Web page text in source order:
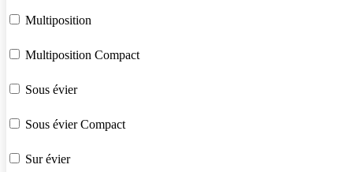
Multiposition
Multiposition Compact
Sous évier
Sous évier Compact
Sur évier